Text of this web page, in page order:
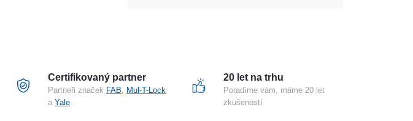
Certifikovaný partner
Partneři značek FAB, Mul-T-Lock
a Yale
20 let na trhu
Poradíme vám, máme 20 let
zkušeností